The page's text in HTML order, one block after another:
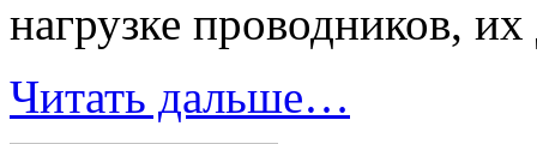
нагрузке проводников,
Читать дальше…